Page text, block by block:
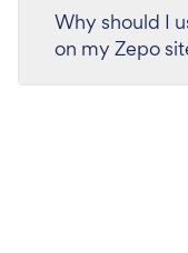
Why should I
on my Zepo